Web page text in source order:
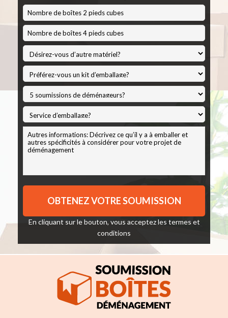
slash
AAAA
En cliquant sur le bouton, vous acceptez les termes et
conditions